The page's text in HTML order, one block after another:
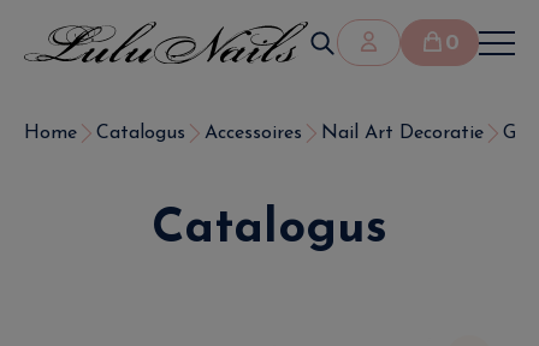
0
Home Catalogus Accessoires Nail Art Decoratie
Catalogus